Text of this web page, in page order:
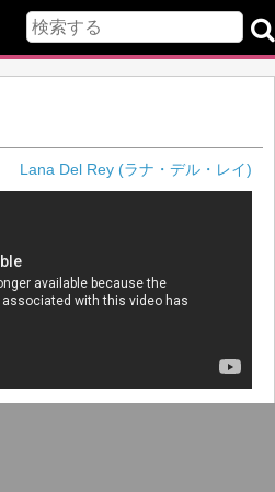
Lana Del Rey (ラナ・デル・レイ)